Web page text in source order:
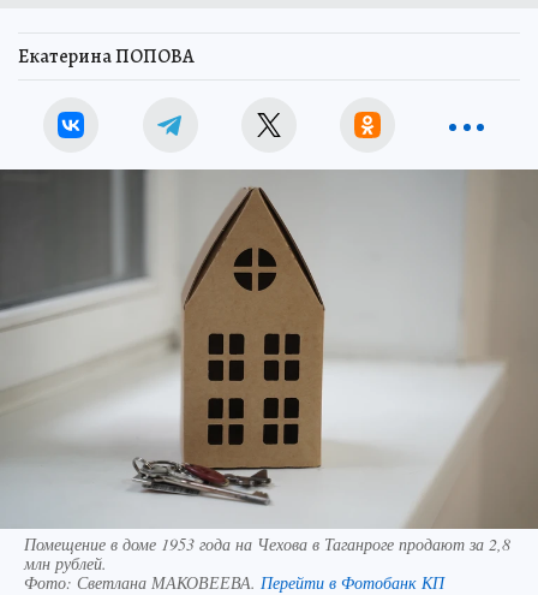
Екатерина ПОПОВА
Помещение в доме 1953 года на Чехова в Таганроге продают за 2,8
млн рублей.
Фото: Светлана МАКОВЕЕВА. Перейти в Фотобанк КП